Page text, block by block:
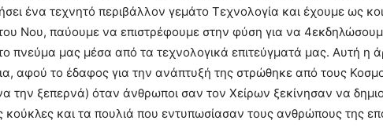
ένα τεχνητό περιβάλλον γεμάτο Τεχνολογία και έχουμε ως
Νου, παύουμε να επιστρέφουμε στην φύση για να
πνεύμα μας μέσα από τα τεχνολογικά επιτεύγματά μας. Αυτή
αφού το έδαφος για την ανάπτυξή της στρώθηκε από τους
την ξεπερνά) όταν άνθρωποι σαν τον Χείρων ξεκίνησαν να
κούκλες και τα πουλιά που εντυπωσίασαν τους ανθρώπους της